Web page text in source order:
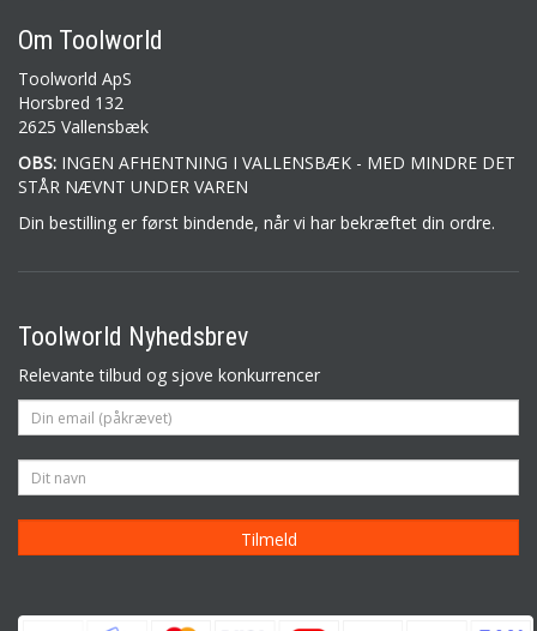
Om Toolworld
Toolworld ApS
Horsbred 132
2625 Vallensbæk
OBS: INGEN AFHENTNING I VALLENSBÆK - MED MINDRE DET
STÅR NÆVNT UNDER VAREN
Din bestilling er først bindende, når vi har bekræftet din ordre.
Toolworld Nyhedsbrev
Relevante tilbud og sjove konkurrencer